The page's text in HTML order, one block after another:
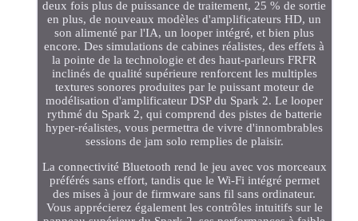
deux fois plus de puissance de traitement, 25 % de sortie
en plus, de nouveaux modèles d'amplificateurs HD, un
son alimenté par l'IA, un looper intégré, et bien plus
encore. Des simulations de cabines réalistes, des effets à
la pointe de la technologie et des haut-parleurs FRFR
inclinés de qualité supérieure renforcent les multiples
textures sonores produites par le puissant moteur de
modélisation d'amplificateur DSP du Spark 2. Le looper
rythmé du Spark 2, qui comprend des pistes de batterie
hyper-réalistes, vous permettra de vivre d'innombrables
sessions de jam solo remplies de plaisir.
La connectivité Bluetooth rend le jeu avec vos morceaux
préférés sans effort, tandis que le Wi-Fi intégré permet
des mises à jour de firmware sans fil sans ordinateur.
Vous apprécierez également les contrôles intuitifs sur le